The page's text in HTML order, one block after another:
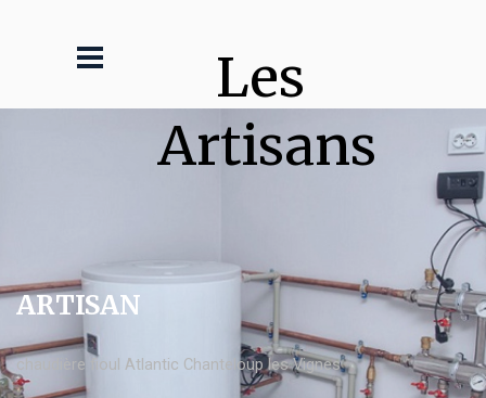
Les
Artisans
ARTISAN
chaudière fioul Atlantic Chanteloup les Vignes